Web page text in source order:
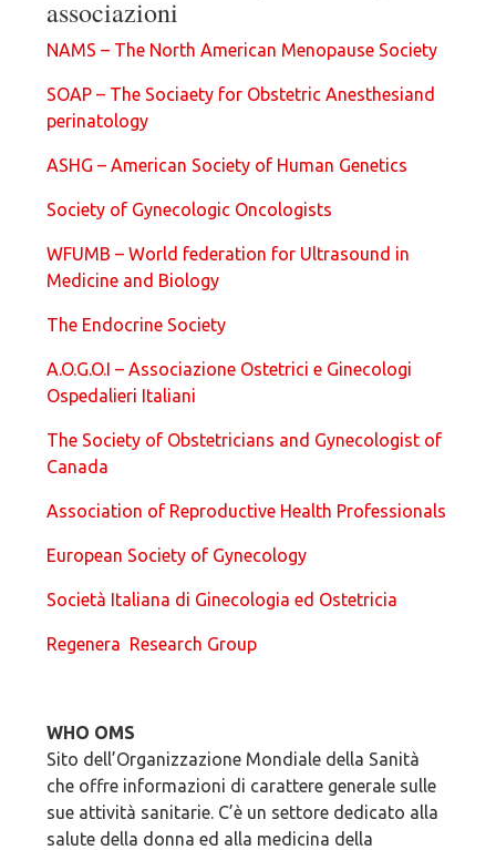
associazioni
NAMS – The North American Menopause Society
SOAP – The Sociaety for Obstetric Anesthesiand
perinatology
ASHG – American Society of Human Genetics
Society of Gynecologic Oncologists
WFUMB – World federation for Ultrasound in
Medicine and Biology
The Endocrine Society
A.O.G.O.I – Associazione Ostetrici e Ginecologi
Ospedalieri Italiani
The Society of Obstetricians and Gynecologist of
Canada
Association of Reproductive Health Professionals
European Society of Gynecology
Società Italiana di Ginecologia ed Ostetricia
Regenera Research Group
WHO OMS
Sito dell’Organizzazione Mondiale della Sanità
che offre informazioni di carattere generale sulle
sue attività sanitarie. C’è un settore dedicato alla
salute della donna ed alla medicina della